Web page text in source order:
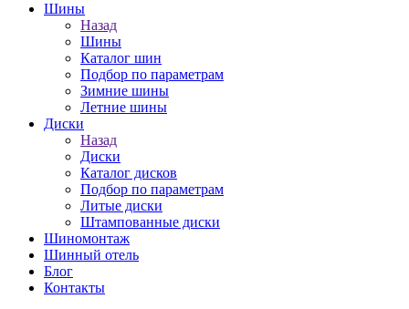
Шины
Назад
Шины
Каталог шин
Подбор по параметрам
Зимние шины
Летние шины
Диски
Назад
Диски
Каталог дисков
Подбор по параметрам
Литые диски
Штампованные диски
Шиномонтаж
Шинный отель
Блог
Контакты